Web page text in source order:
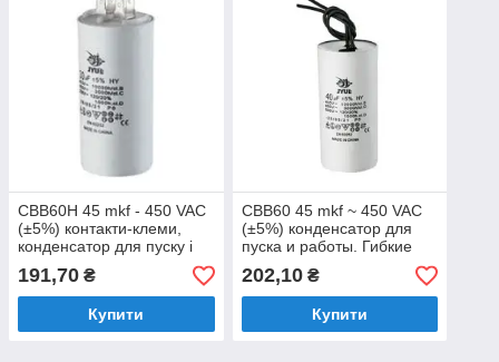
CBB60H 45 mkf - 450 VAC
(±5%) контакти-клеми,
конденсатор для пуску і
191,70 ₴
Купити
CBB60 45 mkf ~ 450 VAC
(±5%) конденсатор для
пуска и работы. Гибкие
202,10₴
Купити